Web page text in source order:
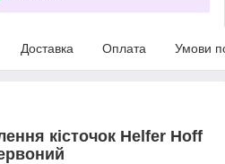
Доставка Оплата Умови
кісточок Helfer Hoff